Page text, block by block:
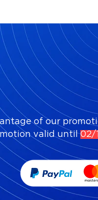
of our
valid until02/